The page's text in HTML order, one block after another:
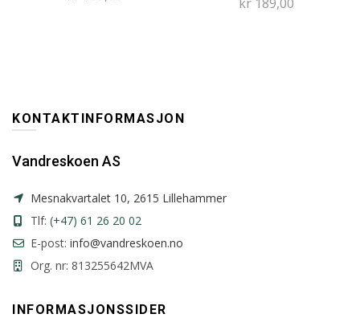
KONTAKTINFORMASJON
Vandreskoen AS
Mesnakvartalet 10, 2615 Lillehammer
Tlf: (+47) 61 26 20 02
E-post: info@vandreskoen.no
Org. nr: 813255642MVA
INFORMASJONSSIDER